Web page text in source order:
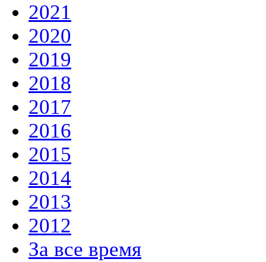
2021
2020
2019
2018
2017
2016
2015
2014
2013
2012
За все время